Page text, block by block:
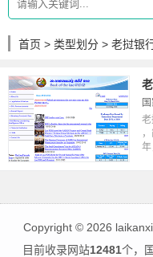
首页 > 类型划分 > 老挝银
老
年
Copyright ©2026
目前收录网站12481个，